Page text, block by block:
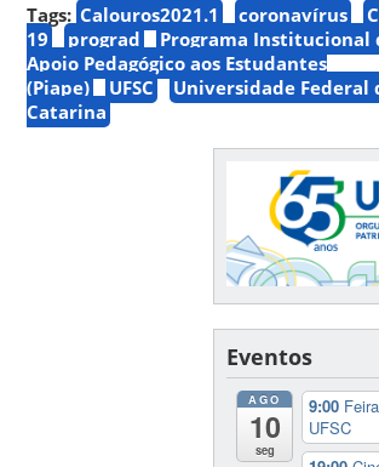
Tags: Calouros2021.1 coronavírus
19
prograd
Programa Institucional
Apoio Pedagógico aos Estudantes
(Piape)
UFSC
Universidade Federal
Catarina
Eventos
AGO
10
seg
9:00
UFSC